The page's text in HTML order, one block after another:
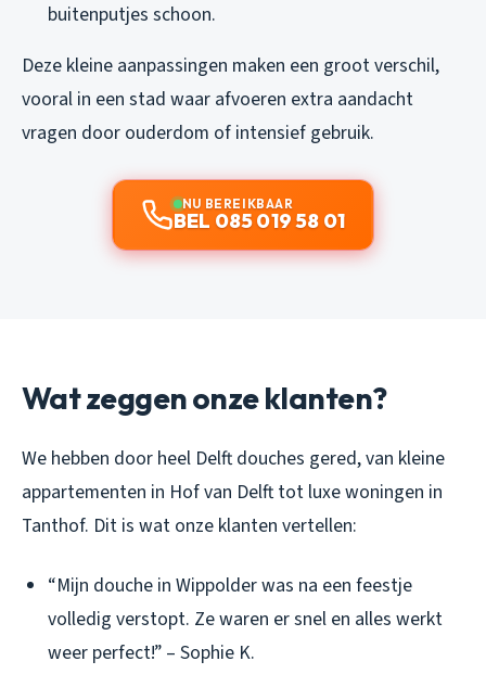
buitenputjes schoon.
Deze kleine aanpassingen maken een groot verschil,
vooral in een stad waar afvoeren extra aandacht
vragen door ouderdom of intensief gebruik.
NU BEREIKBAAR
BEL 085 019 58 01
Wat zeggen onze klanten?
We hebben door heel Delft douches gered, van kleine
appartementen in Hof van Delft tot luxe woningen in
Tanthof. Dit is wat onze klanten vertellen:
“Mijn douche in Wippolder was na een feestje
volledig verstopt. Ze waren er snel en alles werkt
weer perfect!” – Sophie K.